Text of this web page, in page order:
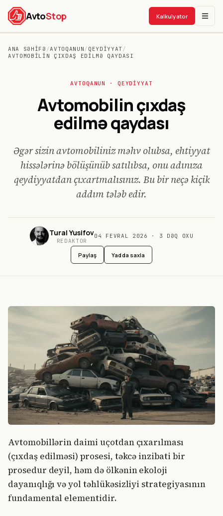
AvtoStop Kalkulyator
ANA SƏHIFƏ /AVTOQANUN/ QEYDIYYAT/
AVTOMOBILIN ÇIXDAŞ EDILMƏ QAYDASI
AVTOQANUN · QEYDIYYAT
Avtomobilin çıxdaş
edilmə qaydası
Əgər sizin avtomobiliniz məhv olubsa, ehtiyyat
hissələrinə bölüşünüb satılıbsa, onu adınıza
qeydiyyatdan çıxartmalısınız. Bu bir neçə kiçik
addım tələb edir.
Tural Yusifov
REDAKTOR
04 FEVRAL 2026 · 3 DƏQ OXU
Paylaş Yadda saxla
Avtomobillərin daimi uçotdan çıxarılması
(çıxdaş edilməsi) prosesi, təkcə inzibati bir
prosedur deyil, həm də ölkənin ekoloji
dayanıqlığı və yol təhlükəsizliyi strategiyasının
fundamental elementidir.